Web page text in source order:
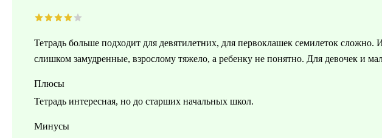
Тетрадь больше подходит для девятилетних, для первоклашек семилеток сложно.
слишком замудренные, взрослому тяжело, а ребенку не понятно. Для девочек и
Плюсы
Тетрадь интересная, но до старших начальных школ.
Минусы